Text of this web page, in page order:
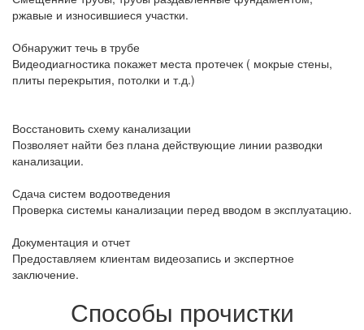
ржавые и износившиеся участки.
Обнаружит течь в трубе
Видеодиагностика покажет места протечек ( мокрые стены,
плиты перекрытия, потолки и т.д.)
Восстановить схему канализации
Позволяет найти без плана действующие линии разводки
канализации.
Сдача систем водоотведения
Проверка системы канализации перед вводом в эксплуатацию.
Документация и отчет
Предоставляем клиентам видеозапись и экспертное
заключение.
Способы прочистки